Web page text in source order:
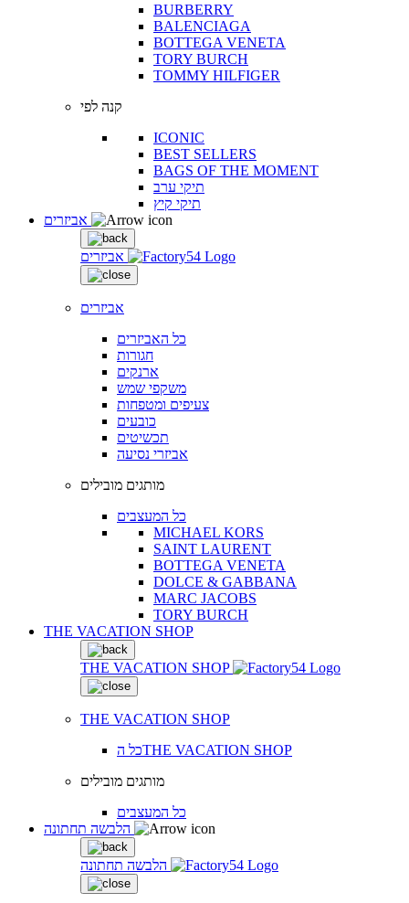
BURBERRY
BALENCIAGA
BOTTEGA VENETA
TORY BURCH
TOMMY HILFIGER
קנה לפי
ICONIC
BEST SELLERS
BAGS OF THE MOMENT
תיקי ערב
תיקי קיץ
אביזרים
אביזרים
כל האביזרים
חגורות
ארנקים
משקפי שמש
צעיפים ומטפחות
כובעים
תכשיטים
אביזרי נסיעה
מותגים מובילים
כל המעצבים
MICHAEL KORS
SAINT LAURENT
BOTTEGA VENETA
DOLCE & GABBANA
MARC JACOBS
TORY BURCH
THE VACATION SHOP
THE VACATION SHOP
THE VACATION SHOP
כל הTHE VACATION SHOP
מותגים מובילים
כל המעצבים
הלבשה תחתונה